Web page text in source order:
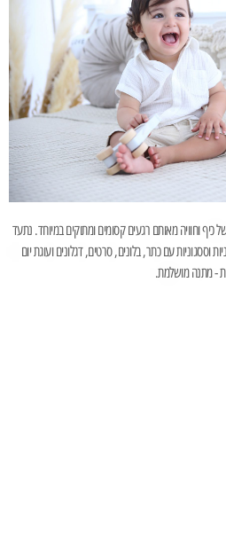
כיף וחוויה מאותם רגעים קסומים ומתוקים במיוחד. נתעד
עם כתר, בלונים, סרטים, דגלונים ועוגת יום
- מתנה מושלמת.